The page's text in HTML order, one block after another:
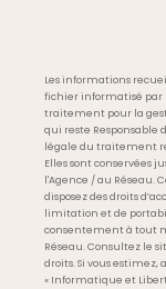
Les informations
fichier informatisé par
traitement pour la
qui reste Responsable
légale du traitement
Elles sont conservées
l'Agence / au Réseau.
disposez des droits
limitation et de
consentement à tout
Réseau. Consultez le
droits. Si vous estimez,
« Informatique et